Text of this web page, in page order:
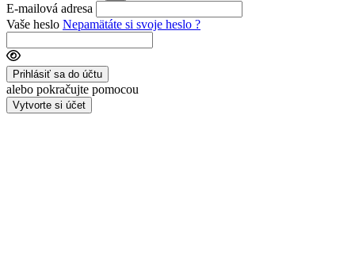
E-mailová adresa
Vaše heslo Nepamätáte si svoje heslo ?
Prihlásiť sa do účtu
alebo pokračujte pomocou
Vytvorte si účet